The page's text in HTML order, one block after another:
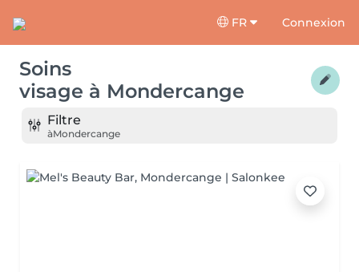
FR Connexion
Soins
visage à Mondercange
Filtre
àMondercange